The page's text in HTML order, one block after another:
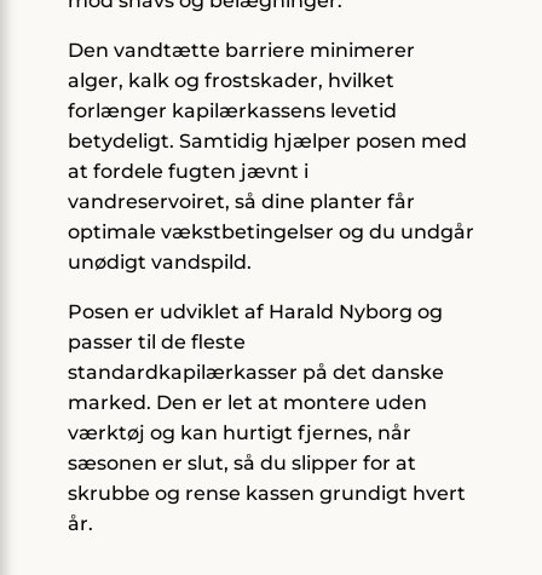
Den vandtætte barriere minimerer
alger, kalk og frostskader, hvilket
forlænger kapilærkassens levetid
betydeligt. Samtidig hjælper posen med
at fordele fugten jævnt i
vandreservoiret, så dine planter får
optimale vækstbetingelser og du undgår
unødigt vandspild.
Posen er udviklet af Harald Nyborg og
passer til de fleste
standardkapilærkasser på det danske
marked. Den er let at montere uden
værktøj og kan hurtigt fjernes, når
sæsonen er slut, så du slipper for at
skrubbe og rense kassen grundigt hvert
år.